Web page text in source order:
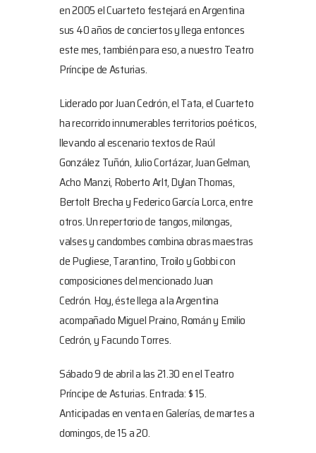
en 2005 el Cuarteto festejará en Argentina
sus 40 años de conciertos y llega entonces
este mes, también para eso, a nuestro Teatro
Príncipe de Asturias.
Liderado por Juan Cedrón, el Tata, el Cuarteto
ha recorrido innumerables territorios poéticos,
llevando al escenario textos de Raúl
González Tuñón, Julio Cortázar, Juan Gelman,
Acho Manzi, Roberto Arlt, Dylan Thomas,
Bertolt Brecha y Federico García Lorca, entre
otros. Un repertorio de tangos, milongas,
valses y candombes combina obras maestras
de Pugliese, Tarantino, Troilo y Gobbi con
composiciones del mencionado Juan
Cedrón. Hoy, éste llega a la Argentina
acompañado Miguel Praino, Román y Emilio
Cedrón, y Facundo Torres.
Sábado 9 de abril a las 21.30 en el Teatro
Príncipe de Asturias. Entrada: $ 15.
Anticipadas en venta en Galerías, de martes a
domingos, de 15 a 20.